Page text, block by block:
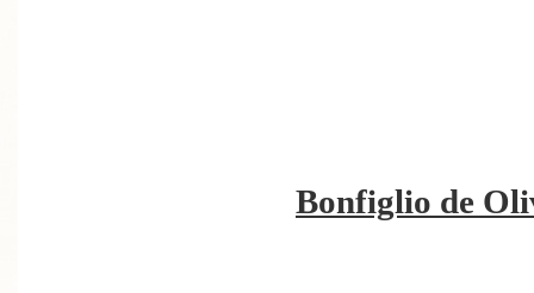
Bonfiglio de